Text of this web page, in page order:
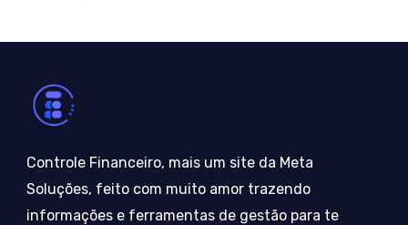
Controle Financeiro, mais um site da Meta
Soluções, feito com muito amor trazendo
informações e ferramentas de gestão para te